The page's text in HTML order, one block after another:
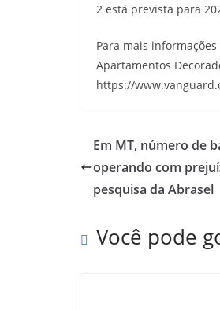
2 está prevista para
Para mais
Apartamentos
https://
Em MT, número de
operando com
pesquisa da Abrasel
Você pode